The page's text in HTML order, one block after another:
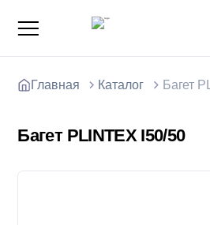
О компании
Главная Каталог Багет
Багет PLINTEX I50/50